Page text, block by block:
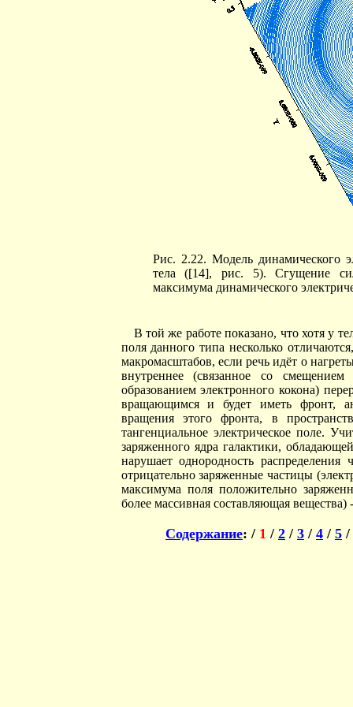
Рис. 2.22. Модель динамического
тела ([14], рис. 5). Сгущение
максимума динамического
В той же работе показано, что хотя у
поля данного типа несколько
макромасштабов, если речь идёт о
внутреннее (связанное со
образованием электронного кокона)
вращающимся и будет иметь фронт,
вращения этого фронта, в
тангенциальное электрическое поле.
заряженного ядра галактики,
нарушает однородность
отрицательно заряженные частицы
максимума поля положительно
более массивная составляющая
Содержание: / 1 / 2 / 3 / 4 / 5 /